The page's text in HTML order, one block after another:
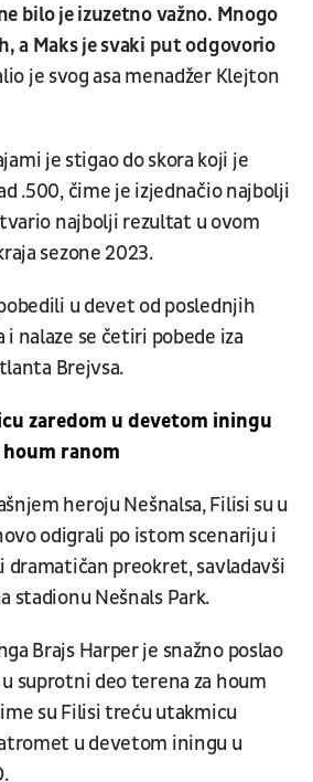
bilo je izuzetno važno. Mnogo
a Maks je svaki put odgovorio
je svog asa menadžer Klejton
je stigao do skora koji je
.500, čime je izjednačio najbolji
najbolji rezultat u ovom
sezone 2023.
u devet od poslednjih
nalaze se četiri pobede iza
Brejvsa.
zaredom u devetom iningu
ranom
heroju Nešnalsa, Filisi su u
odigrali po istom scenariju i
dramatičan preokret, savladavši
stadionu Nešnals Park.
Brajs Harper je snažno poslao
suprotni deo terena za houm
su Filisi treću utakmicu
u devetom iningu u